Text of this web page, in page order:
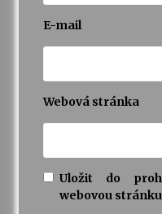
E-mail
Webová stránka
Uložit do
webovou